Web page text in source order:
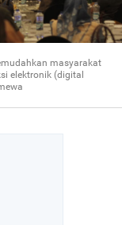
masyarakat
elektronik (digital